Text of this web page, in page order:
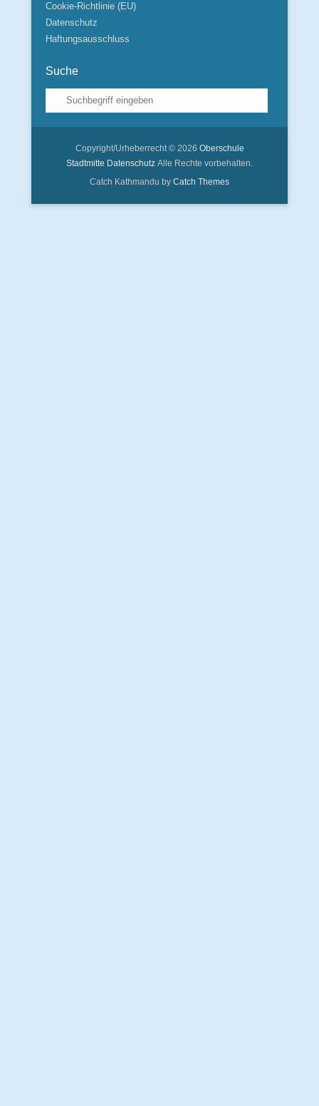
Cookie-Richtlinie (EU)
Datenschutz
Haftungsausschluss
Suche
Suche
Copyright/Urheberrecht © 2026 Oberschule
Stadtmitte Datenschutz Alle Rechte vorbehalten.
Catch Kathmandu by Catch Themes